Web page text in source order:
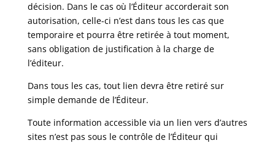
décision. Dans le cas où l’Éditeur accorderait son
autorisation, celle-ci n’est dans tous les cas que
temporaire et pourra être retirée à tout moment,
sans obligation de justification à la charge de
l’éditeur.
Dans tous les cas, tout lien devra être retiré sur
simple demande de l’Éditeur.
Toute information accessible via un lien vers d’autres
sites n’est pas sous le contrôle de l’Éditeur qui